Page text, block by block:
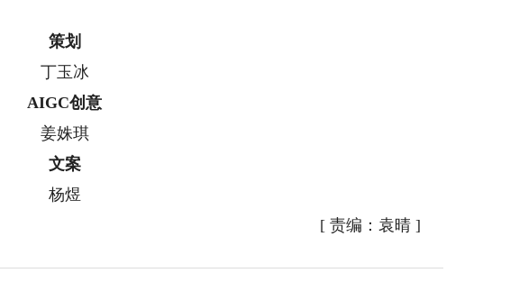
策划
丁玉冰
AIGC创意
姜姝琪
文案
杨煜
[ 责编：袁晴 ]